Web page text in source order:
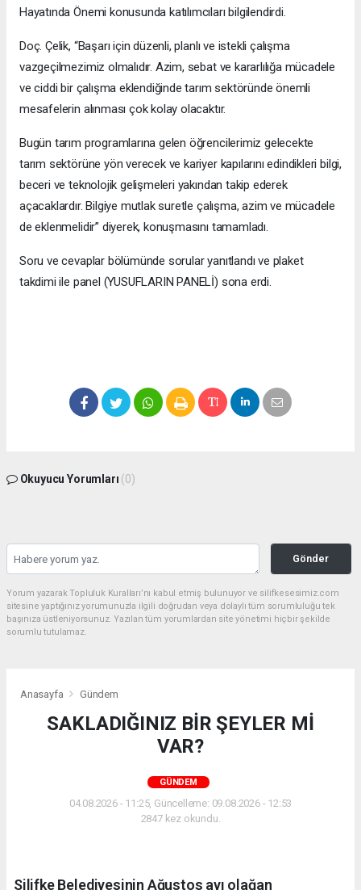
Hayatında Önemi konusunda katılımcıları bilgilendirdi.
Doç. Çelik, “Başarı için düzenli, planlı ve istekli çalışma
vazgeçilmezimiz olmalıdır. Azim, sebat ve kararlılığa mücadele
ve ciddi bir çalışma eklendiğinde tarım sektöründe önemli
mesafelerin alınması çok kolay olacaktır.
Bugün tarım programlarına gelen öğrencilerimiz gelecekte
tarım sektörüne yön verecek ve kariyer kapılarını edindikleri bilgi,
beceri ve teknolojik gelişmeleri yakından takip ederek
açacaklardır. Bilgiye mutlak suretle çalışma, azim ve mücadele
de eklenmelidir” diyerek, konuşmasını tamamladı.
Soru ve cevaplar bölümünde sorular yanıtlandı ve plaket
takdimi ile panel (YUSUFLARIN PANELİ) sona erdi.
Okuyucu Yorumları (0)
Gönder
Yorum yazarak Topluluk Kuralları’nı kabul etmiş bulunuyor ve silifkesesimiz.com
sitesine yaptığınız yorumunuzla ilgili doğrudan veya dolaylı tüm sorumluluğu tek
başınıza üstleniyorsunuz. Yazılan tüm yorumlardan site yönetimi hiçbir şekilde
sorumlu tutulamaz.
Anasayfa Gündem
SAKLADIĞINIZ BİR ŞEYLER Mİ
VAR?
GÜNDEM
04.08.2026 - 11:25, Güncelleme: 09.08.2026 - 12:53
2847 kez okundu.
Silifke Belediyesinin Ağustos ayı olağan